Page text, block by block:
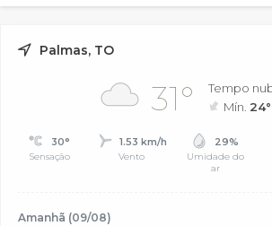
Palmas, TO
31°
Tempo
Mín. 24°
30°
Sensação
1.53 km/h
Vento
29%
Umidade do
ar
Amanhã (09/08)